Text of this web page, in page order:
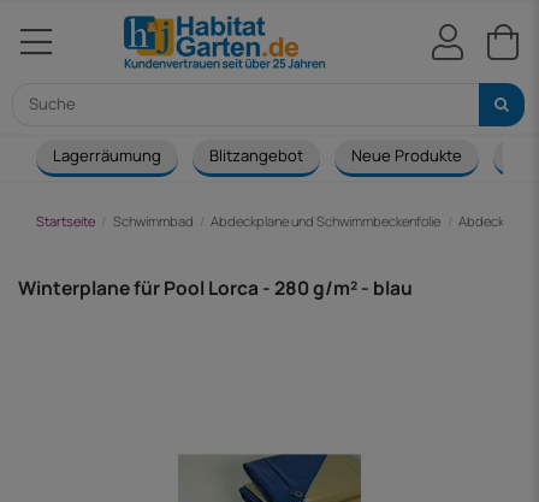
Lagerräumung Blitzangebot Neue Produkte
Startseite Schwimmbad Abdeckplane und Schwimmbeckenfolie
Winterplane für Pool Lorca - 280 g/m² - blau